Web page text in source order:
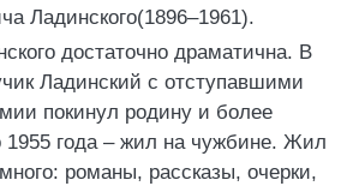
Ладинского(1896–1961).
достаточно драматична. В
Ладинский с отступавшими
покинул родину и более
1955 года – жил на чужбине. Жил
романы, рассказы, очерки,